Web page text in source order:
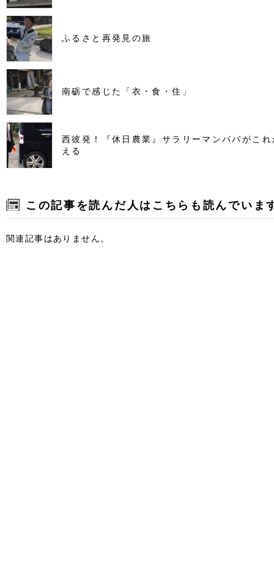
ふるさと再発見の旅
南砺で感じた「衣・食・住」
西彼発！『休日農業』サラリーマンパパがこ
える
この記事を読んだ人はこちらも読んでいま
関連記事はありません。